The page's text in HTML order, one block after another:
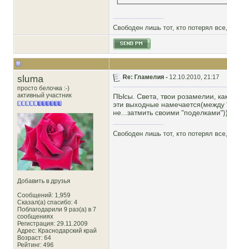
Свободен лишь тот, кто потерял
sluma
просто белочка :-)
активный участник
Добавить в друзья
Сообщений: 1,959
Сказал(а) спасибо: 4
Поблагодарили 9 раз(а) в 7
сообщениях
Регистрация: 29.11.2009
Адрес: Краснодарский край
Возраст: 64
Рейтинг: 496
Re: Гламелия - 12.10.2010, 21:17
ПЫсы. Света, твои розамелии,
эти выходные намечается(между
не...затмить своими
Свободен лишь тот, кто потерял